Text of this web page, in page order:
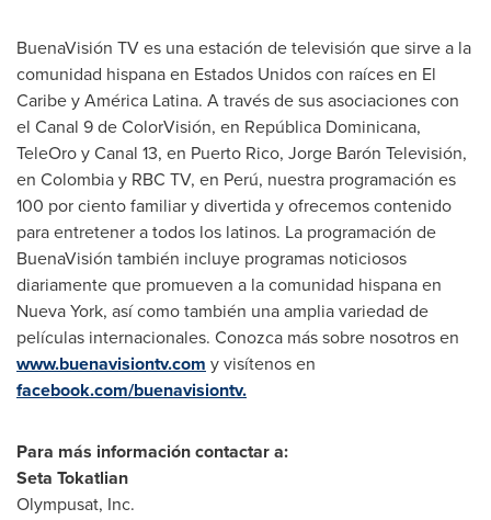
BuenaVisión TV es una estación de televisión que sirve a la
comunidad hispana en Estados Unidos con raíces en El
Caribe y América Latina. A través de sus asociaciones con
el Canal 9 de ColorVisión, en República Dominicana,
TeleOro y Canal 13, en Puerto Rico, Jorge Barón Televisión,
en Colombiay RBC TV, en Perú, nuestra programación es
100 por ciento familiar y divertida y ofrecemos contenido
para entretener a todos los latinos. La programación de
BuenaVisión también incluye programas noticiosos
diariamente que promueven a la comunidad hispana en
Nueva York, así como también una amplia variedad de
películas internacionales. Conozca más sobre nosotros en
www.buenavisiontv.com y visítenos en
facebook.com/buenavisiontv.
Para más información contactar a:
Seta Tokatlian
Olympusat, Inc.